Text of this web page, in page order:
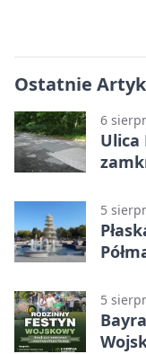
Ostatnie
6
Ulica
5
5